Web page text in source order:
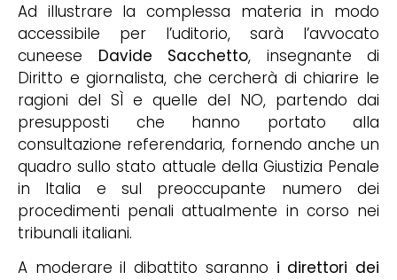
Ad illustrare la complessa materia in modo
accessibile per l’uditorio, sarà l’avvocato
cuneese Davide Sacchetto, insegnante di
Diritto e giornalista, che cercherà di chiarire le
ragioni del SÌ e quelle del NO, partendo dai
presupposti che hanno portato alla
consultazione referendaria, fornendo anche un
quadro sullo stato attuale della Giustizia Penale
in Italia e sul preoccupante numero dei
procedimenti penali attualmente in corso nei
tribunali italiani.
A moderare il dibattito saranno i direttori dei